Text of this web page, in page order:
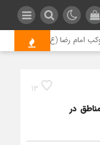
رضا (ع) پتروشیمی
13
در